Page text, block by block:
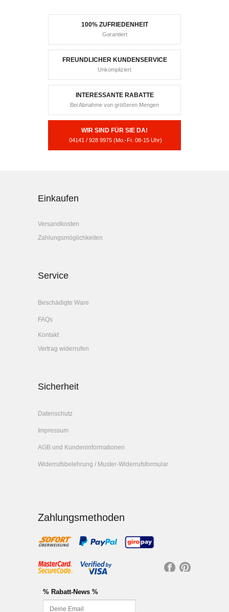
100% ZUFRIEDENHEIT
Garantiert
FREUNDLICHER KUNDENSERVICE
Unkompliziert
INTERESSANTE RABATTE
Bei Abnahme von größeren Mengen
WIR SIND FÜR SIE DA!
​ 04141 / 928 9975 (Mo.-Fr. 08-15 Uhr)
Einkaufen
Versandkosten
Zahlungsmöglichkeiten
Service
Beschädigte Ware
FAQs
Kontakt
Vertrag widerrufen
Sicherheit
Datenschutz
Impressum
AGB und Kundeninformationen
Widerrufsbelehrung / Muster-Widerrufsformular
Zahlungsmethoden
% Rabatt-News %